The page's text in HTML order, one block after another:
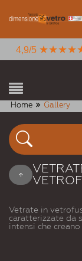
4,9/5
Home Gallery
Vetrate in
caratterizzate da
intensi che